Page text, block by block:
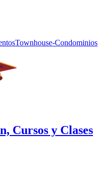
Townhouse-Condominios
Cursos y Clases